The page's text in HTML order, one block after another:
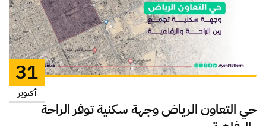
حي التعاون الرياض وجهة سكنية توفر الراحة
31
أكتوبر